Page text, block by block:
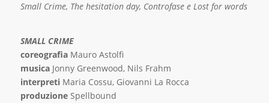
Small Crime, The hesitation day, Controfase e Lost for words
SMALL CRIME
coreografiaMauro Astolfi
musicaJonny Greenwood, Nils Frahm
interpretiMaria Cossu, Giovanni La Rocca
produzioneSpellbound